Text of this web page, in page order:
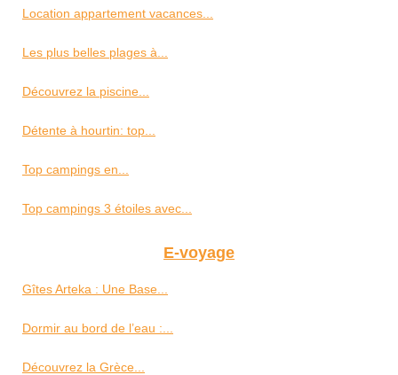
Location appartement vacances...
Les plus belles plages à...
Découvrez la piscine...
Détente à hourtin: top...
Top campings en...
Top campings 3 étoiles avec...
E-voyage
Gîtes Arteka : Une Base...
Dormir au bord de l’eau :...
Découvrez la Grèce...